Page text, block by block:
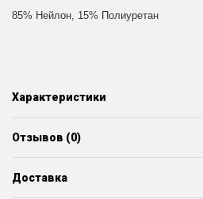
85% Нейлон, 15% Полиуретан
Характеристики
Отзывов (0)
Доставка